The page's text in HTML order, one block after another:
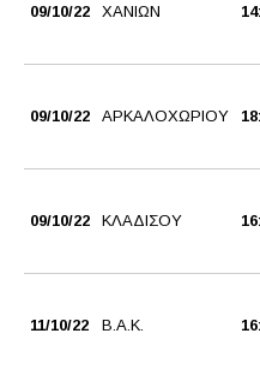
09/10/22 ΧΑΝΙΩΝ
09/10/22 ΑΡΚΑΛΟΧΩΡΙΟΥ
09/10/22 ΚΛΑΔΙΣΟΥ
11/10/22 Β.Α.Κ.